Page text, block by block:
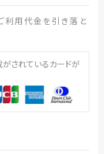
利用代金を引き落と
されているカードが